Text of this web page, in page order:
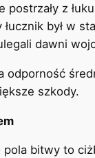
postrzały z
był w
dawni
odporność
szkody.
bitwy to